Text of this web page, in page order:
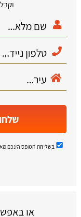
בשליחת הטופס הינכם
או